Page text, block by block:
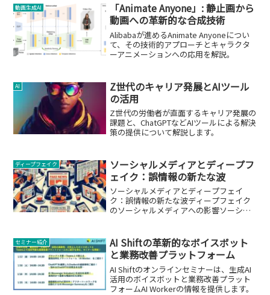
動画生成AI
「Animate Anyone」: 静止画から
動画への革新的な合成技術
Alibabaが進めるAnimate Anyoneについ
て、その技術的アプローチとキャラクタ
ーアニメーションへの応用を解説。
AI
Z世代のキャリア発展とAIツール
の活用
Z世代の労働者が直面するキャリア発展の
課題と、ChatGPTなどAIツールによる解決
策の提供について解説します。
ディープフェイク
ソーシャルメディアとディープフ
ェイク：誤情報の新たな波
ソーシャルメディアとディープフェイ
ク：誤情報の新たな波ディープフェイク
のソーシャルメディアへの影響ソーシャ
果たしています。AIによって生成された
偽の画像、ビデオ、音声ク...
セミナー紹介
AI Shiftの革新的なボイスボット
と業務改善プラットフォーム
AI Shiftのオンラインセミナーは、生成AI
活用のボイスボットと業務改善プラット
フォームAI Workerの情報を提供します。